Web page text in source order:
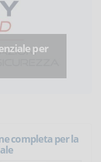
per
completa per la